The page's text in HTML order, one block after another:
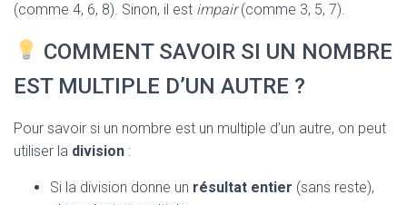
(comme 4, 6, 8). Sinon, il est impair(comme 3, 5, 7).
COMMENT SAVOIR SI UN NOMBRE
EST MULTIPLE D’UN AUTRE ?
Pour savoir si un nombre est un multiple d’un autre, on peut
utiliser la division :
Si la division donne un résultat entier (sans reste),